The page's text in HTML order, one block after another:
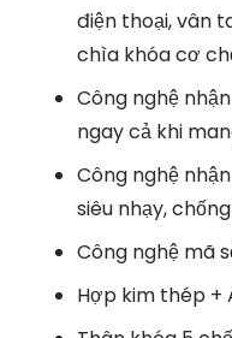
điện thoại, vân
chìa khóa cơ
Công nghệ
ngay cả khi
Công nghệ
siêu nhạy,
Công nghệ mã
Hợp kim thép +